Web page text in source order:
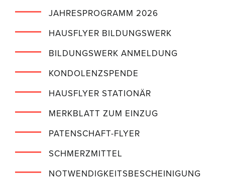
JAHRESPROGRAMM 2026
HAUSFLYER BILDUNGSWERK
BILDUNGSWERK ANMELDUNG
KONDOLENZSPENDE
HAUSFLYER STATIONÄR
MERKBLATT ZUM EINZUG
PATENSCHAFT-FLYER
NOTWENDIGKEITSBESCHEINIGUNG
SCHMERZMITTEL